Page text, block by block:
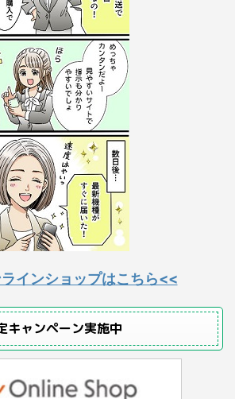
インショップはこちら<<
キャンペーン実施中